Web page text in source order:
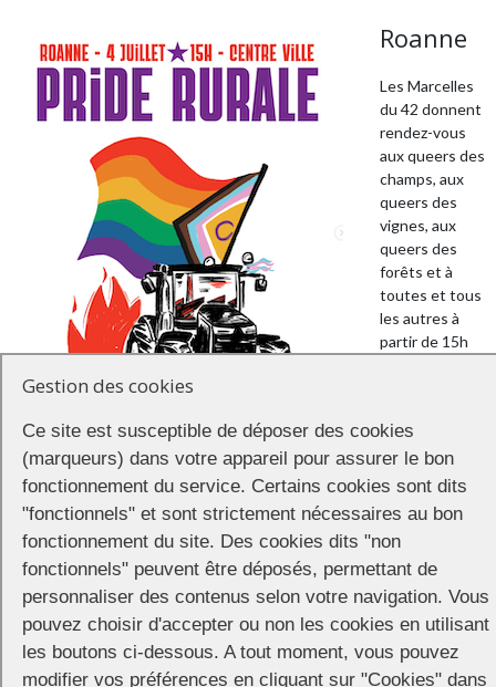
Roanne
Les Marcelles
du 42 donnent
rendez-vous
aux queers des
champs, aux
queers des
vignes, aux
queers des
forêts et à
toutes et tous
les autres à
partir de 15h
défiler
fièrement dans les rues de la ville.
des sets de DJs pour finir la journée en toute convivialité.
Partager
Gestion des cookies
Ce site est susceptible de déposer des cookies
(marqueurs) dans votre appareil pour assurer le bon
fonctionnement du service. Certains cookies sont dits
"fonctionnels" et sont strictement nécessaires au bon
fonctionnement du site. Des cookies dits "non
fonctionnels" peuvent être déposés, permettant de
personnaliser des contenus selon votre navigation. Vous
pouvez choisir d'accepter ou non les cookies en utilisant
les boutons ci-dessous. A tout moment, vous pouvez
modifier vos préférences en cliquant sur "Cookies" dans